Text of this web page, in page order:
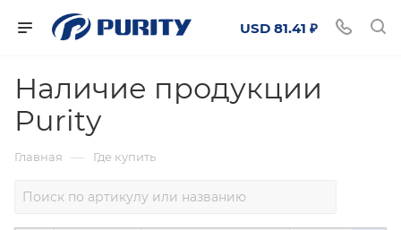
USD 81.41 ₽
Наличие продукции
Purity
Главная — Где купить